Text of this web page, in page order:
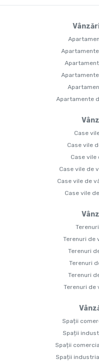
Apartamente
Case
Case vile
Case vile
Case vile de
Case vile de
Case vile
Terenuri de
Terenuri
Terenuri
Terenuri
Terenuri de
Spații
Spații
Spații
Spații